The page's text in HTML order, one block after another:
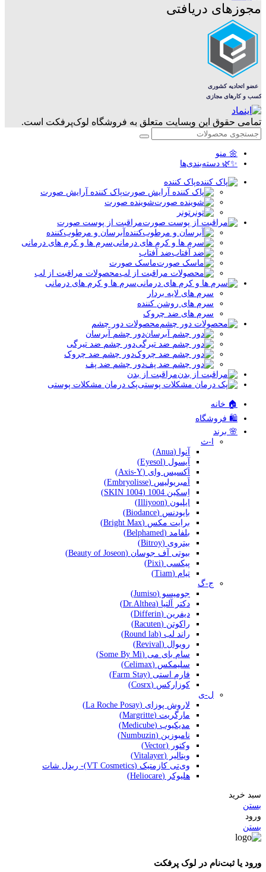
مجوزهای دریافتی
تمامی حقوق این وبسایت متعلق به فروشگاه لوک‌پرفکت است.
🌼 منو
✨🌿 دسته‌بندی‌ها
پاک کننده
پاک کننده آرایش صورت
شوینده صورت
تونر
مراقبت از پوست صورت
آبرسان و مرطوب‌کننده
سرم ها و کرم های درمانی
ضد آفتاب
ماسک صورت
محصولات مراقبت از لب
سرم ها و کرم های درمانی
سرم های لایه بردار
سرم های روشن کننده
سرم های ضد چروک
محصولات دور چشم
دور چشم آبرسان
دور چشم ضد تیرگی
دور چشم ضد چروک
دور چشم ضد پف
مراقبت از بدن
پک درمان مشکلات پوستی
🏠 خانه
🛍️ فروشگاه
🌸 برند
ا-ث
آنوا (Anua)
آیسول (Eyesol)
اَکسیس وای (Axis-Y)
اَمبریولیس (Embryolisse)
اِسکین 1004 (SKIN 1004)
ایلیون (Illiyoon)
بایودنس (Biodance)
برایت مکس (Bright Max)
بلفامد (Belphamed)
بیتروی (Bitroy)
بیوتی آف جوسان (Beauty of Joseon)
پیکسی (Pixi)
تیام (Tiam)
ج-گ
جومیسو (Jumiso)
دکتر آلتیا (Dr.Althea)
دیفرین (Differin)
راکوتن (Racuten)
راند لب (Round lab)
رویوال (Revival)
سام بای می (Some By Mi)
سلیمکس (Celimax)
فارم استی (Farm Stay)
کوزارکس (Cosrx)
ل-ی
لاروش پوزای (La Roche Posay)
مارگریت (Margritte)
مدیکیوب (Medicube)
نامبوزین (Numbuzin)
وکتور (Vector)
ویتالیر (Vitalayer)
وی‌تی کازمتیک (VT Cosmetics)- ریدل شات
هلیوکر (Heliocare)
سبد خرید
بستن
ورود
بستن
ورود یا ثبت‌نام در لوک پرفکت